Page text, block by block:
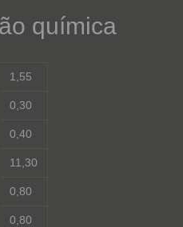
química
1,55
0,30
0,40
11,30
0,80
0,80